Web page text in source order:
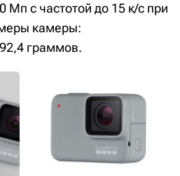
с частотой до 15 к/с при
камеры:
граммов.